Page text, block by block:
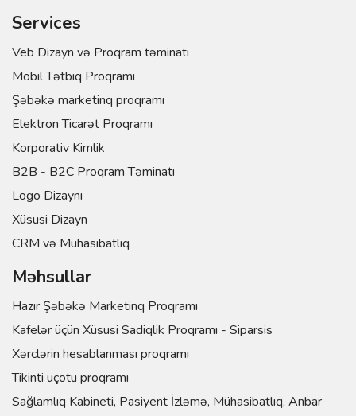
Services
Veb Dizayn və Proqram təminatı
Mobil Tətbiq Proqramı
Şəbəkə marketinq proqramı
Elektron Ticarət Proqramı
Korporativ Kimlik
B2B - B2C Proqram Təminatı
Logo Dizaynı
Xüsusi Dizayn
CRM və Mühasibatlıq
Məhsullar
Hazır Şəbəkə Marketinq Proqramı
Kafelər üçün Xüsusi Sadiqlik Proqramı - Siparsis
Xərclərin hesablanması proqramı
Tikinti uçotu proqramı
Sağlamlıq Kabineti, Pasiyent İzləmə, Mühasibatlıq, Anbar